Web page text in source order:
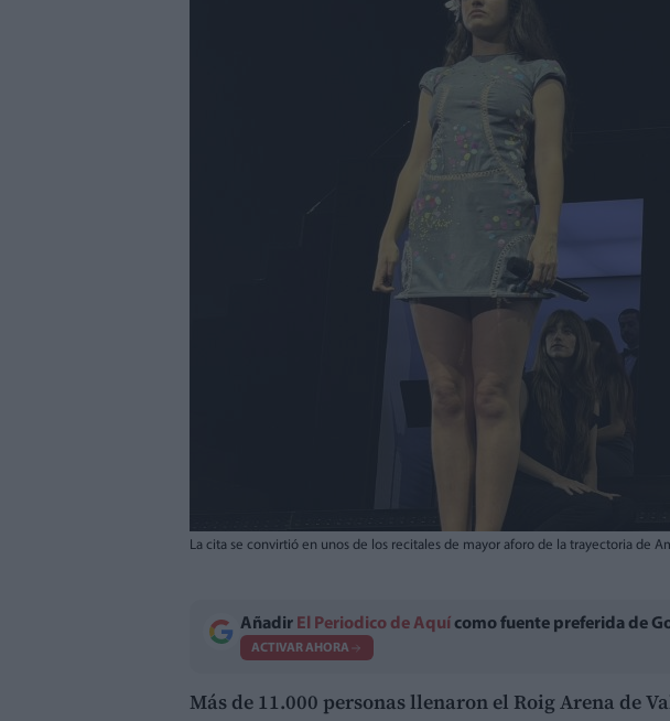
La cita se convirtió en unos de los recitales de mayor aforo de la trayectoria de
Añadir El Periodico de Aquí como fuente preferida de
ACTIVAR AHORA
Más de 11.000 personas llenaron el Roig Arena de